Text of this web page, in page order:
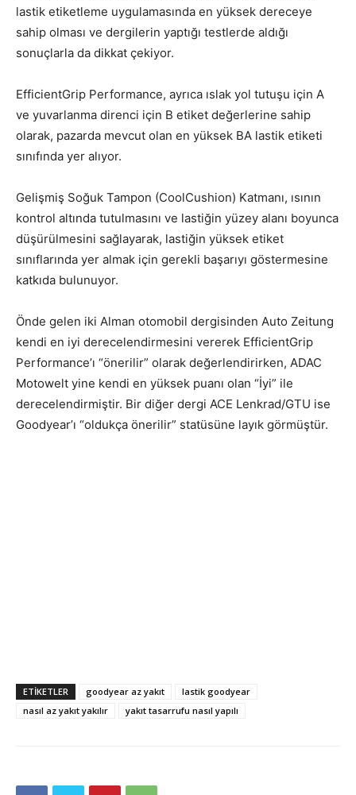
lastik etiketleme uygulamasında en yüksek dereceye
sahip olması ve dergilerin yaptığı testlerde aldığı
sonuçlarla da dikkat çekiyor.
EfficientGrip Performance, ayrıca ıslak yol tutuşu için A
ve yuvarlanma direnci için B etiket değerlerine sahip
olarak, pazarda mevcut olan en yüksek BA lastik etiketi
sınıfında yer alıyor.
Gelişmiş Soğuk Tampon (CoolCushion) Katmanı, ısının
kontrol altında tutulmasını ve lastiğin yüzey alanı boyunca
düşürülmesini sağlayarak, lastiğin yüksek etiket
sınıflarında yer almak için gerekli başarıyı göstermesine
katkıda bulunuyor.
Önde gelen iki Alman otomobil dergisinden Auto Zeitung
kendi en iyi derecelendirmesini vererek EfficientGrip
Performance’ı “önerilir” olarak değerlendirirken, ADAC
Motowelt yine kendi en yüksek puanı olan “İyi” ile
derecelendirmiştir. Bir diğer dergi ACE Lenkrad/GTU ise
Goodyear’ı “oldukça önerilir” statüsüne layık görmüştür.
ETIKETLER goodyear az yakıt
lastik goodyear
nasıl az yakıt yakılır
yakıt tasarrufu nasıl yapılı